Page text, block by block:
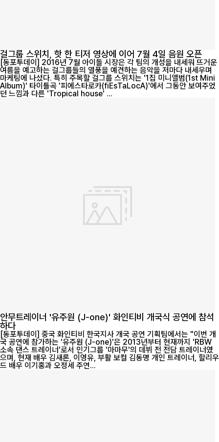
걸그룹 스위치, 핫 한 티저 영상에 이어 7월 4일 음원 오픈
[동포투데이] 2016년 7월 아이돌 시장은 각 팀의 개성을 내세워 뜨거운
여름을 예고하는 걸그룹들의 열풍을 예견하는 음악을 저마다 내세우며
마케팅에 나섰다. 특히 주목할 걸그룹 스위치는 '1집 미니앨범(1st Mini
Album)' 타이틀곡 '피에스타로카(fiEsTaLocA)'에서 그동안 보여주었
던 느낌과 다른 'Tropical house' ...
안무트레이너 '유주원 (J-one)' 화인티비 개국식 공연에 참석
하다
[동포투데이] 중국 화인티비 한국지사 개국 공연 기획팀에서는 "이번 개
국 공연에 참가하는 '유주원 (J-one)'은 2013년부터 현재까지 'RBW
소속 댄스 트레이너'로서 인기그룹 '마마무'의 데뷔 전 전담 트레이너였
으며, 현재 배우 김새론, 이영유, 부활 보컬 김동명 개인 트레이너, 할리우
드 배우 이기홍과 오정세 주연...